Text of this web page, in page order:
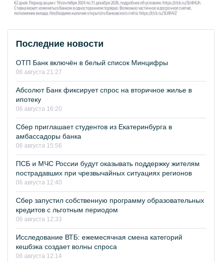
Последние новости
ОТП Банк включён в белый список Минцифры
06 августа 21:27
Абсолют Банк фиксирует спрос на вторичное жилье в
ипотеку
06 августа 16:20
Сбер приглашает студентов из Екатеринбурга в
амбассадоры банка
06 августа 15:56
ПСБ и МЧС России будут оказывать поддержку жителям
пострадавших при чрезвычайных ситуациях регионов
06 августа 12:40
Сбер запустил собственную программу образовательных
кредитов с льготным периодом
06 августа 12:33
Исследование ВТБ: ежемесячная смена категорий
кешбэка создает волны спроса
06 августа 12:14